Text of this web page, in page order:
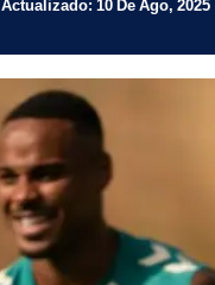
Actualizado: 10 De Ago, 2025